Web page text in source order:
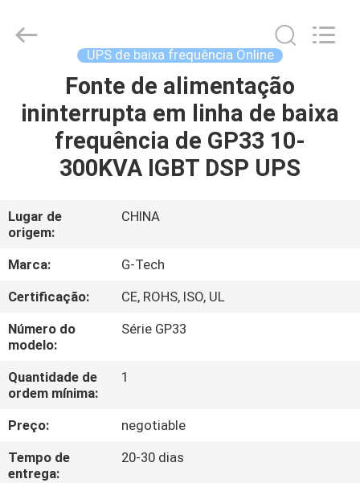
CASA
PRODUTOS
SOBRE
NÓS
VISITA
À
FÁBRICA
CONTROLE
DE
QUALIDADE
POWER
GROUP.
UPS de baixa frequência Online
Fonte de alimentação
ininterrupta em linha de baixa
frequência de GP33 10-
300KVA IGBT DSP UPS
Lugar de
origem:
CHINA
Marca:
G-Tech
Certificação:
CE, ROHS, ISO, UL
Número do
modelo:
Série GP33
Quantidade de
ordem mínima:
1
Preço:
negotiable
Tempo de
entrega:
20-30 dias